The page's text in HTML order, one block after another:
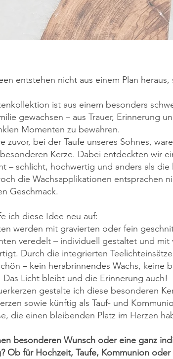
entstehen nicht aus einem Plan
ist aus einem besonders
gewachsen – aus Trauer, Erinnerung
Momenten zu bewahren.
zuvor, bei der Taufe unseres Sohnes,
Kerze. Dabei entdeckten wir
– schlicht, hochwertig und anders als die
die Wachsapplikationen entsprachen
Geschmack.
ich diese Idee neu auf:
werden mit gravierten oder fein
veredelt – individuell gestaltet und mit
Durch die integrierten
– kein herabrinnendes Wachs, keine
Das Licht bleibt und die Erinnerung auch!
gestalte ich diese besonderen
sowie künftig als Tauf- und
die einen bleibenden Platz im Herzen
besonderen Wunsch oder eine ganz
Ob für Hochzeit, Taufe, Kommunion